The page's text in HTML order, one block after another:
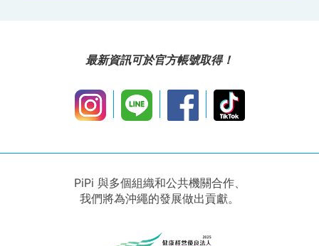
最新資訊可於官方帳號取得！
PiPi 與多個組織和公共機關合作、
我們將為沖繩的發展做出貢獻。